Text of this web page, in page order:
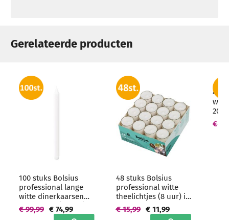
Gerelateerde producten
100 stuks Bolsius
professional lange
witte dinerkaarsen
290/22 mm (12 uur) -
grootverpakking
€ 74,99
€ 99,99
48 stuks Bolsius
professional witte
theelichtjes (8 uur) in
transparante clear
cups
€ 11,99
€ 15,99
4
€